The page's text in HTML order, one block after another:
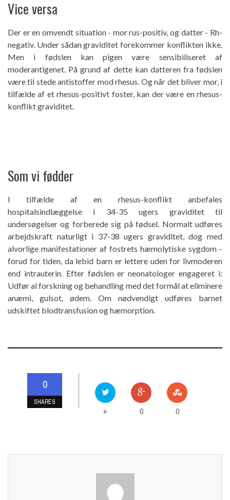
Vice versa
Der er en omvendt situation - mor rus-positiv, og datter - Rh-
negativ. Under sådan graviditet forekommer konflikten ikke.
Men i fødslen kan pigen være sensibiliseret af
moderantigenet. På grund af dette kan datteren fra fødslen
være til stede antistoffer mod rhesus. Og når det bliver mor, i
tilfælde af et rhesus-positivt foster, kan der være en rhesus-
konflikt graviditet.
Som vi fødder
I tilfælde af en rhesus-konflikt anbefales
hospitalsindlæggelse i 34-35 ugers graviditet til
undersøgelser og forberede sig på fødsel. Normalt udføres
arbejdskraft naturligt i 37-38 ugers graviditet, dog med
alvorlige manifestationer af fostrets hæmolytiske sygdom -
forud for tiden, da lebid barn er lettere uden for livmoderen
end intrauterin. Efter fødslen er neonatologer engageret i:
Udfør al forskning og behandling med det formål at eliminere
anæmi, gulsot, ødem. Om nødvendigt udføres barnet
udskiftet blodtransfusion og hæmorption.
0
SHARES
+ 0 0